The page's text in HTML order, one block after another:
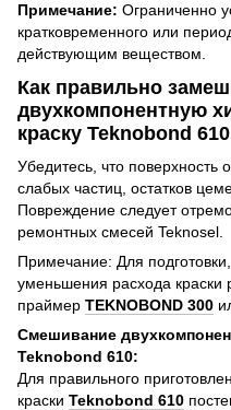
Примечание: Ограниченно
кратковременного или
действующим веществом.
Как правильно
двухкомпонентную
краску Teknobond 610
Убедитесь, что поверхность
слабых частиц, остатков
Повреждение следует
ремонтных смесей Teknosel.
Примечание: Для
уменьшения расхода краски
праймер TEKNOBOND 300
Смешивание
Teknobond 610:
Для правильного
краски Teknobond 610